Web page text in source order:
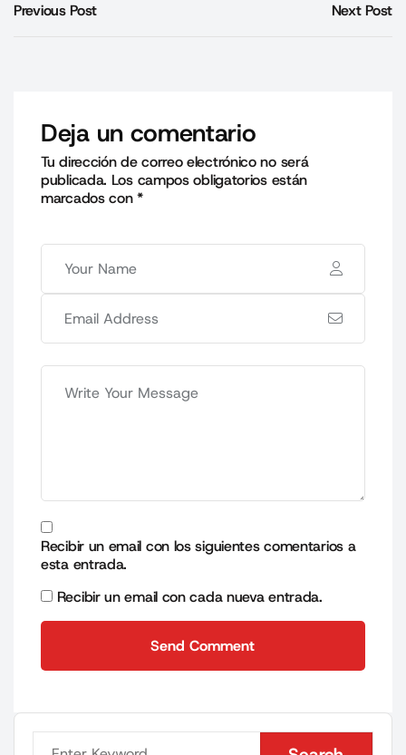
Previous Post Next Post
Deja un comentario
Tu dirección de correo electrónico no será
publicada. Los campos obligatorios están
marcados con*
Recibir un email con los siguientes comentarios a
esta entrada.
Recibir un email con cada nueva entrada.
Send Comment